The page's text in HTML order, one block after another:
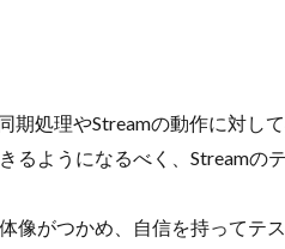
処理やStreamの動作に対し
るようになるべく、Streamの
像がつかめ、自信を持ってテ